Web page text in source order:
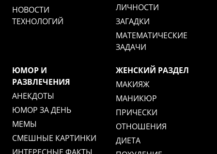
НОВОСТИ
ТЕХНОЛОГИЙ
ЛИЧНОСТИ
ЗАГАДКИ
МАТЕМАТИЧЕСКИЕ
ЗАДАЧИ
ЮМОР И
РАЗВЛЕЧЕНИЯ
АНЕКДОТЫ
ЮМОР ЗА ДЕНЬ
МЕМЫ
СМЕШНЫЕ КАРТИНКИ
ЖЕНСКИЙ РАЗДЕЛ
МАКИЯЖ
МАНИКЮР
ПРИЧЕСКИ
ОТНОШЕНИЯ
ДИЕТА